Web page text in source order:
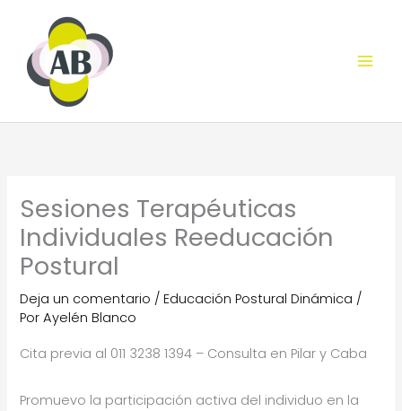
contenido
Sesiones Terapéuticas
Individuales Reeducación
Postural
Deja un comentario /Educación Postural Dinámica /
PorAyelén Blanco
Cita previa al 011 3238 1394 – Consulta en Pilar y Caba
Promuevo la participación activa del individuo en la